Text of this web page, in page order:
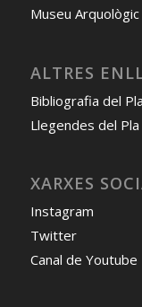
Museu
ALTRES
Bibliografia del
Llegendes del
XARXES
Instagram
Twitter
Canal de Youtube